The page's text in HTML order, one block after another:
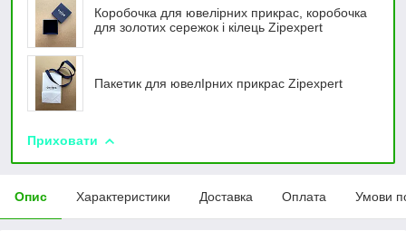
Коробочка для ювелірних прикрас, коробочка
для золотих сережок і кілець Zipexpert
Пакетик для ювелIрних прикрас Zipexpert
Приховати
Опис Характеристики Доставка Оплата Умови